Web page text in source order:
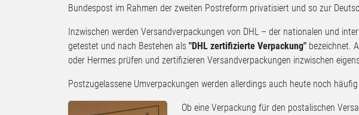
Bundespost im Rahmen der zweiten Postreform privatisiert und so zur
Inzwischen werden Versandverpackungen von DHL – der nationalen und
getestet und nach Bestehen als "DHL zertifizierte Verpackung" bezeichnet.
oder Hermes prüfen und zertifizieren Versandverpackungen inzwischen
Postzugelassene Umverpackungen werden allerdings auch heute noch
Ob eine Verpackung für den postalischen